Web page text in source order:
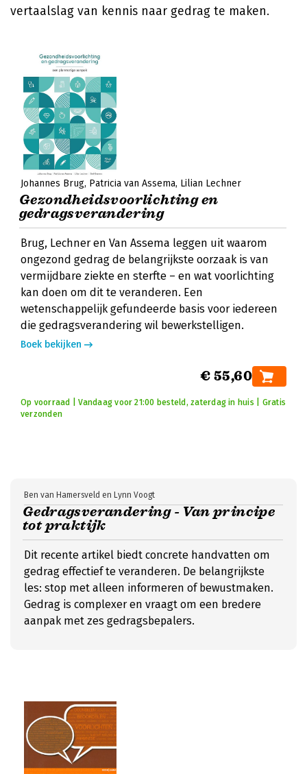
vertaalslag van kennis naar gedrag te maken.
Johannes Brug Patricia van Assema Lilian Lechner
Gezondheidsvoorlichting en
gedragsverandering
Brug, Lechner en Van Assema leggen uit waarom
ongezond gedrag de belangrijkste oorzaak is van
vermijdbare ziekte en sterfte – en wat voorlichting
kan doen om dit te veranderen. Een
wetenschappelijk gefundeerde basis voor iedereen
die gedragsverandering wil bewerkstelligen.
Boek bekijken
€ 55,60
Op voorraad | Vandaag voor 21:00 besteld, zaterdag in huis | Gratis
verzonden
Gedragsverandering - Van principe
tot praktijk
Ben van Hamersveld en Lynn Voogt
Dit recente artikel biedt concrete handvatten om
gedrag effectief te veranderen. De belangrijkste
les: stop met alleen informeren of bewustmaken.
Gedrag is complexer en vraagt om een bredere
aanpak met zes gedragsbepalers.